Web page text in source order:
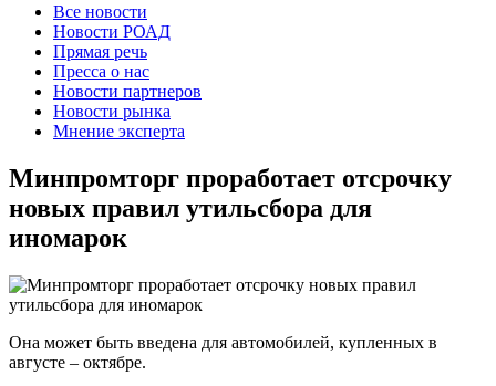
Все новости
Новости РОАД
Прямая речь
Пресса о нас
Новости партнеров
Новости рынка
Мнение эксперта
Минпромторг проработает отсрочку
новых правил утильсбора для
иномарок
Она может быть введена для автомобилей, купленных в
августе – октябре.